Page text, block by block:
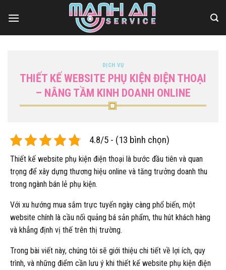
qua
DỊCH VỤ
THIẾT KẾ WEBSITE PHỤ KIỆN ĐIỆN THOẠI
– NÂNG TẦM KINH DOANH ONLINE
4.8/5 - (13 bình chọn)
Thiết kế website phụ kiện điện thoại là bước đầu tiên và quan
trọng để xây dựng thương hiệu online và tăng trưởng doanh thu
trong ngành bán lẻ phụ kiện.
Với xu hướng mua sắm trực tuyến ngày càng phổ biến, một
website chính là cầu nối quảng bá sản phẩm, thu hút khách hàng
và khẳng định vị thế trên thị trường.
Trong bài viết này, chúng tôi sẽ giới thiệu chi tiết về lợi ích, quy
trình, và những điểm cần lưu ý khi thiết kế website phụ kiện điện